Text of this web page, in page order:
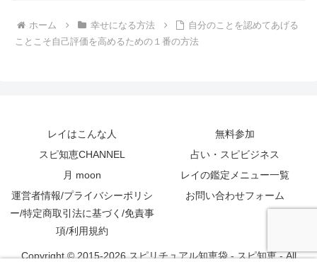
ホーム 幸せになる方法
自分のことを認めてあげる
ことこそ自己評価を高めるための１番の方法
レイはこんな人
無料参加
スピ知恵CHANNEL
占い・スピビジネス
月 moon
レイの鑑定メニュー一覧
運営者情報/プライバシーポリシ
ー/特定商取引法に基づく/免責事
項/利用規約
お問い合わせフォーム
Copyright © 2015-2026 スピリチュアル知恵袋 - スピ知恵 - All